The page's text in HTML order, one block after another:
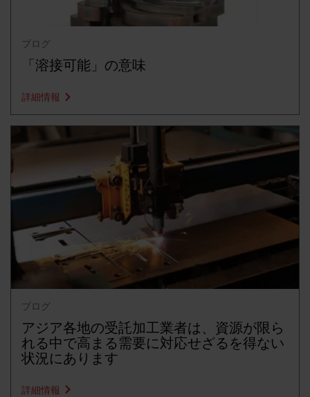
ブログ
「溶接可能」の意味
詳細情報
ブログ
アジア各地の受託加工業者は、資源が限ら
れる中で高まる需要に対応せざるを得ない
状況にあります
詳細情報